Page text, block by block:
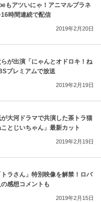
もアツいにゃ！アニマルプラネ
時間連続で配信
2019年2月20日
が出演「にゃんとオドロキ！ね
プレミアムで放送
2019年2月19日
大河ドラマで共演した茶トラ猫
とじいちゃん」最新カット
2019年2月19日
ラさん」特別映像を解禁！ロバ
感想コメントも
2019年2月15日